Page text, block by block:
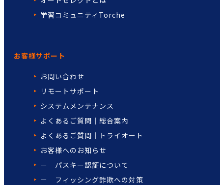
学習コミュニティTorche
お客様サポート
お問い合わせ
リモートサポート
システムメンテナンス
よくあるご質問｜総合案内
よくあるご質問｜トライオート
お客様へのお知らせ
－ パスキー認証について
－ フィッシング詐欺への対策